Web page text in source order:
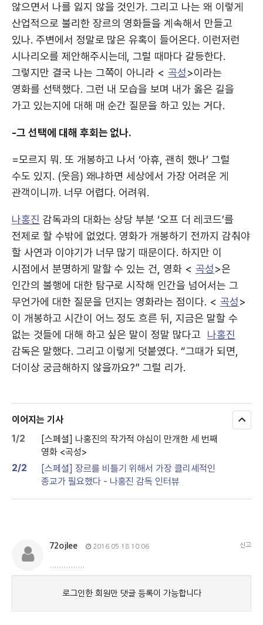
않으면서 나를 잃지 않을 것인가. 그리고 나는 왜 이렇게
산업적으로 불리한 장르의 영화들을 계속해서 만들고
있나. 주변에서 정말로 많은 유혹이 들어온다. 이런저런
시나리오를 제안해주시는데, 그럴 때마다 갈등한다.
그렇지만 결국 나는 그쪽이 아니라 < 곡성>이라는
영화를 선택했다. 그런 내 모습을 보며 내가 옳은 길을
가고 있는지에 대해 매 순간 질문을 하고 있는 거다.
-그 선택에 대해 후회는 없나.
=모르지 뭐. 또 개봉하고 나서 ‘아휴, 괜히 했나’ 그럴
수도 있지. (웃음) 왜냐하면 세상에서 가장 어려운 게
관객이니까. 너무 어렵다. 어려워.
나홍진 감독과의 대화는 상당 부분 ‘오프 더 레코드’를
전제로 할 수밖에 없었다. 영화가 개봉하기 전까지 감춰야
할 사연과 이야기가 너무 많기 때문이다. 하지만 이
시점에서 분명하게 말할 수 있는 건, 영화 < 곡성>은
인간의 불행에 대한 탐구로 시작해 인간을 넘어서는 그
무언가에 대한 질문을 던지는 영화라는 점이다. < 곡성>
이 개봉하고 시간이 어느 정도 흐른 뒤, 지금은 말할 수
없는 것들에 대해 하고 싶은 말이 정말 많다고
나홍진
감독은 말했다. 그리고 이렇게 덧붙였다. “그때가 되면,
더이상 궁금해하지 않을까요?” 그럴 리가.
이어지는 기사
1/2
[스페셜] 나홍진의 작가적 야심이 만개한 세 번째
영화 <곡성>
2/2
[스페셜] 장르를 비틀기 위해서 가장 클리셰적인
종교가 필요했다 - 나홍진 감독 인터뷰
모